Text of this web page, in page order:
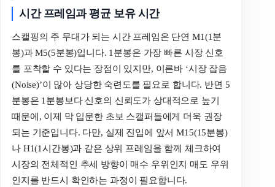
시간 프레임과 평균 보유 시간
스캘핑의 주 무대가 되는 시간 프레임은 단연 M1(1분
봉)과 M5(5분봉)입니다. 1분봉은 가장 빠른 시장 신호
를 포착할 수 있다는 장점이 있지만, 이른바 ‘시장 잡음
(Noise)’이 많아 상당한 숙련도를 필요로 합니다. 반면 5
분봉은 1분봉보다 신호의 신뢰도가 상대적으로 높기
때문에, 이제 막 입문한 초보 스캘퍼들에게 더욱 권장
되는 기준입니다. 다만, 실제 진입에 앞서 M15(15분봉)
나 H1(1시간봉)과 같은 상위 프레임을 함께 체크하여
시장의 전체적인 추세 방향이 매수 우위인지 매도 우위
인지를 반드시 확인하는 과정이 필요합니다.